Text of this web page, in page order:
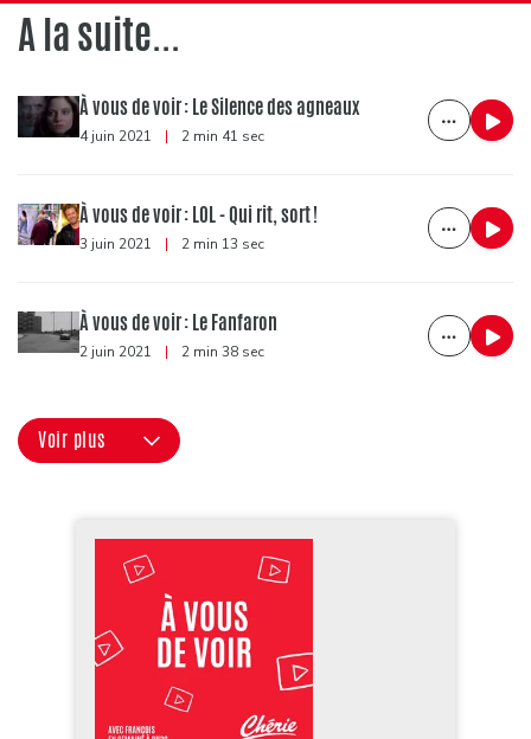
A la suite...
À vous de voir : Le Silence des agneaux
4 juin 2021 | 2 min 41 sec
À vous de voir : LOL - Qui rit, sort !
3 juin 2021 | 2 min 13 sec
À vous de voir : Le Fanfaron
2 juin 2021 | 2 min 38 sec
Voir plus